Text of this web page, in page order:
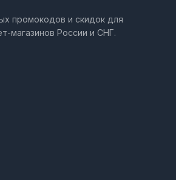
промокодов и скидок для
магазинов России и СНГ.